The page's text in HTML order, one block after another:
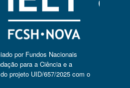
por Fundos Nacionais
para a Ciência e a
projeto UID/657/2025 com o